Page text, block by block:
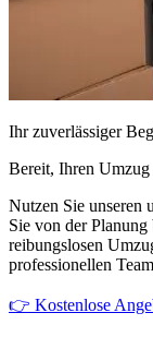
Ihr zuverlässiger
Bereit, Ihren Umzug
Nutzen Sie unseren
Sie von der
reibungslosen
professionellen
👉 Kostenlose